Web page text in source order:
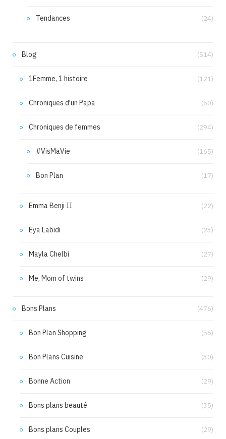
Tendances (24)
Blog (514)
1Femme, 1 histoire (121)
Chroniques d'un Papa (50)
Chroniques de femmes (294)
#VisMaVie (165)
Bon Plan (17)
Emma Benji II (22)
Eya Labidi (23)
Mayla Chelbi (27)
Me, Mom of twins (29)
Bons Plans (476)
Bon Plan Shopping (56)
Bon Plans Cuisine (30)
Bonne Action (29)
Bons plans beauté (35)
Bons plans Couples (29)